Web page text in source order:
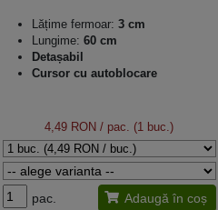
Lățime fermoar: 3 cm
Lungime: 60 cm
Detașabil
Cursor cu autoblocare
4,49 RON / pac. (1 buc.)
pac. Adaugă în coș